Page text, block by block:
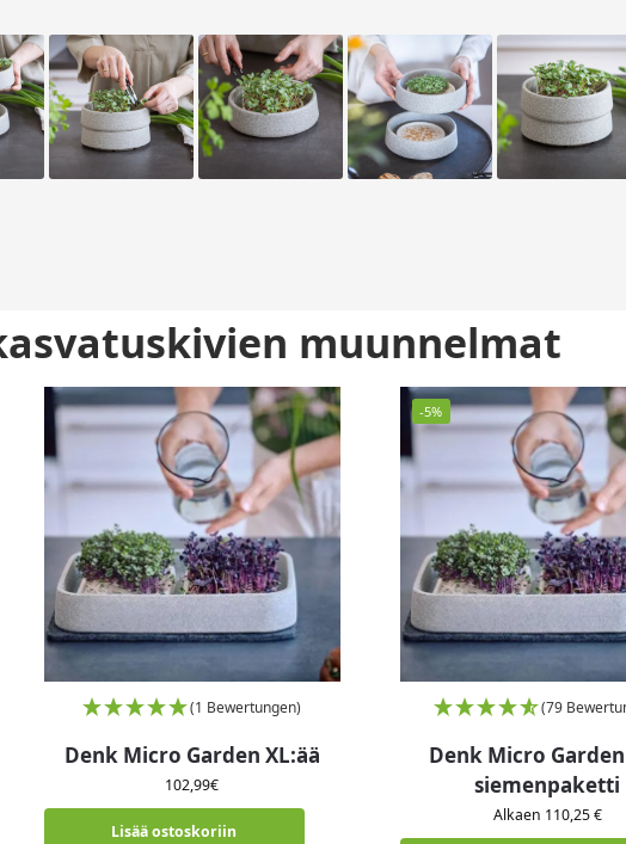
muunnelmat
(1 Bewertungen)
Denk Micro Garden XL:ää
102,99€
Lisää ostoskoriin
-5%
(79
Denk Micro Garden
siemenpaketti
Alkaen 110,25 €